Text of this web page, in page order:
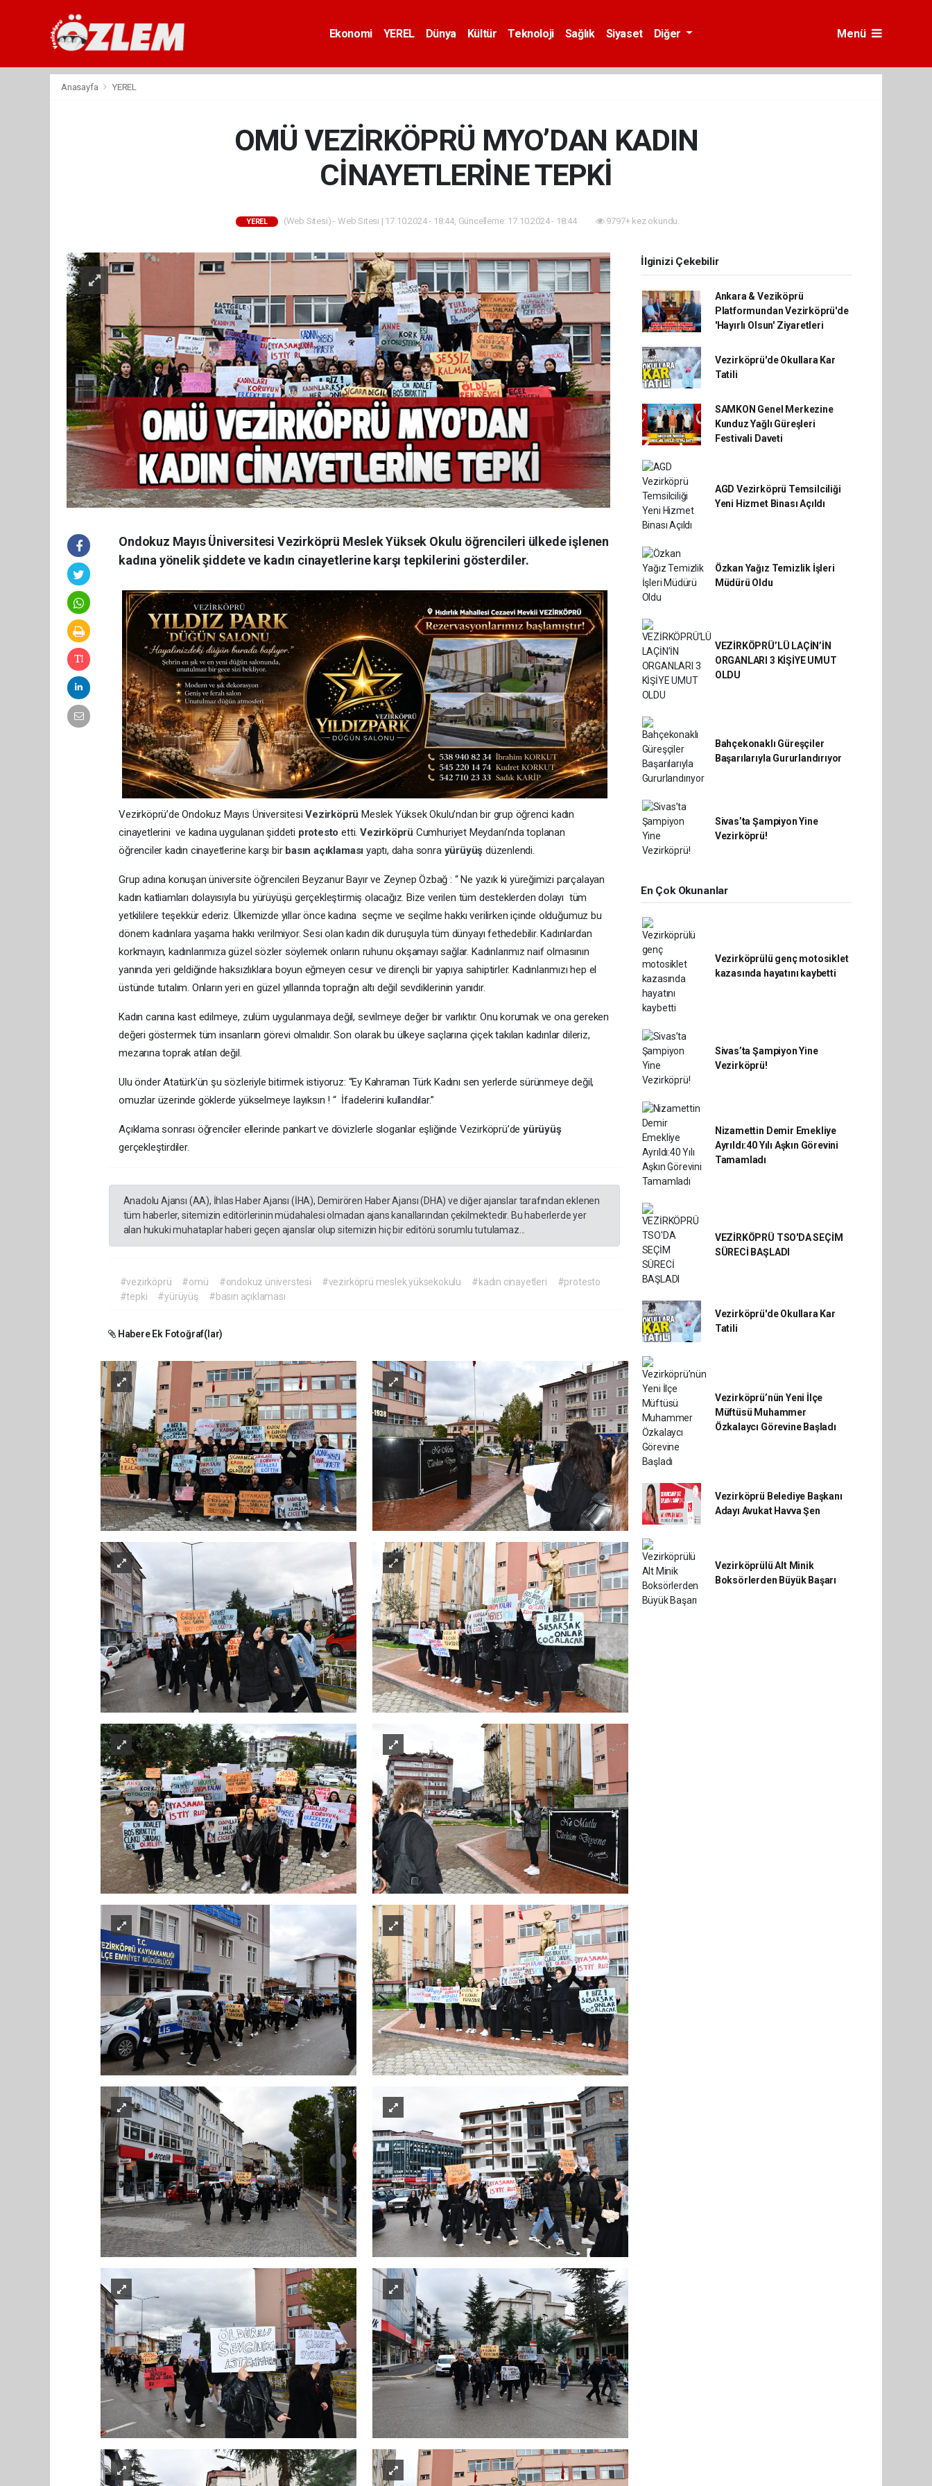
Ekonomi YEREL Dünya Kültür Teknoloji Sağlık Siyaset Diğer Menü
Anasayfa YEREL
OMÜ VEZİRKÖPRÜ MYO’DAN KADIN
CİNAYETLERİNE TEPKİ
YEREL (Web Sitesi) - Web Sitesi | 17.10.2024 - 18:44, Güncelleme: 17.10.2024 - 18:44 9797+ kez okundu.
Ondokuz Mayıs Üniversitesi Vezirköprü Meslek Yüksek Okulu öğrencileri ülkede işlenen
kadına yönelik şiddete ve kadın cinayetlerine karşı tepkilerini gösterdiler.
Vezirköprü’de Ondokuz Mayıs ÜniversitesiVezirköprüMeslek Yüksek Okulu’ndan bir grup öğrenci kadın
cinayetlerini ve kadına uygulanan şiddeti protestoetti. Vezirköprü Cumhuriyet Meydanı’nda toplanan
öğrenciler kadın cinayetlerine karşı bir basın açıklaması yaptı, daha sonra yürüyüş düzenlendi.
Grup adına konuşan üniversite öğrencileri Beyzanur Bayır ve Zeynep Özbağ : “ Ne yazık ki yüreğimizi parçalayan
kadın katliamları dolayısıyla bu yürüyüşü gerçekleştirmiş olacağız. Bize verilen tüm desteklerden dolayı tüm
yetkililere teşekkür ederiz. Ülkemizde yıllar önce kadına seçme ve seçilme hakkı verilirken içinde olduğumuz bu
dönem kadınlara yaşama hakkı verilmiyor. Sesi olan kadın dik duruşuyla tüm dünyayı fethedebilir. Kadınlardan
korkmayın, kadınlarımıza güzel sözler söylemek onların ruhunu okşamayı sağlar. Kadınlarımız naif olmasının
yanında yeri geldiğinde haksızlıklara boyun eğmeyen cesur ve dirençli bir yapıya sahiptirler. Kadınlarımızı hep el
üstünde tutalım. Onların yeri en güzel yıllarında toprağın altı değil sevdiklerinin yanıdır.
Kadın canına kast edilmeye, zulüm uygulanmaya değil, sevilmeye değer bir varlıktır. Onu korumak ve ona gereken
değeri göstermek tüm insanların görevi olmalıdır. Son olarak bu ülkeye saçlarına çiçek takılan kadınlar dileriz,
mezarına toprak atılan değil.
Ulu önder Atatürk’ün şu sözleriyle bitirmek istiyoruz: “Ey Kahraman Türk Kadını sen yerlerde sürünmeye değil,
omuzlar üzerinde göklerde yükselmeye layıksın ! “ İfadelerini kullandılar.”
Açıklama sonrası öğrenciler ellerinde pankart ve dövizlerle sloganlar eşliğinde Vezirköprü’deyürüyüş
gerçekleştirdiler.
Anadolu Ajansı (AA), İhlas Haber Ajansı (İHA), Demirören Haber Ajansı (DHA) ve diğer ajanslar tarafından eklenen
tüm haberler, sitemizin editörlerinin müdahalesi olmadan ajans kanallarından çekilmektedir. Bu haberlerde yer
alan hukuki muhataplar haberi geçen ajanslar olup sitemizin hiç bir editörü sorumlu tutulamaz...
#vezirköprü #omü #ondokuz üniverstesi #vezirköprü meslek yüksekokulu #kadın cinayetleri
#protesto
#tepki
#yürüyüş #basın açıklaması
Habere Ek Fotoğraf(lar)
İlginizi Çekebilir
Ankara & Veziköprü
Platformundan Vezirköprü'de
'Hayırlı Olsun' Ziyaretleri
Vezirköprü'de Okullara Kar
Tatili
SAMKON Genel Merkezine
Kunduz Yağlı Güreşleri
Festivali Daveti
AGD Vezirköprü Temsilciliği
Yeni Hizmet Binası Açıldı
Özkan Yağız Temizlik İşleri
Müdürü Oldu
VEZİRKÖPRÜ’LÜ LAÇİN’İN
ORGANLARI 3 KİŞİYE UMUT
OLDU
Bahçekonaklı Güreşçiler
Başarılarıyla Gururlandırıyor
Sivas’ta Şampiyon Yine
Vezirköprü!
En Çok Okunanlar
Vezirköprülü genç motosiklet
kazasında hayatını kaybetti
Sivas’ta Şampiyon Yine
Vezirköprü!
Nizamettin Demir Emekliye
Ayrıldı:40 Yılı Aşkın Görevini
Tamamladı
VEZİRKÖPRÜ TSO'DA SEÇİM
SÜRECİ BAŞLADI
Vezirköprü'de Okullara Kar
Tatili
Vezirköprü’nün Yeni İlçe
Müftüsü Muhammer
Özkalaycı Görevine Başladı
Vezirköprü Belediye Başkanı
Adayı Avukat Havva Şen
Vezirköprülü Alt Minik
Boksörlerden Büyük Başarı